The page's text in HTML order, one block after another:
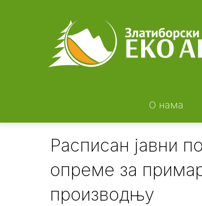
О нама
Расписан јавни
опреме за
производњу